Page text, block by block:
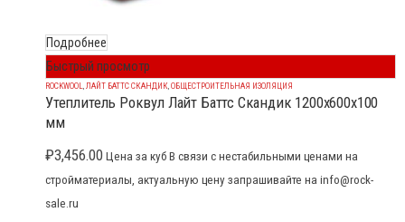
Подробнее
Быстрый просмотр
ROCKWOOL ЛАЙТ БАТТС СКАНДИК ОБЩЕСТРОИТЕЛЬНАЯ ИЗОЛЯЦИЯ
Утеплитель Роквул Лайт Баттс Скандик 1200x600x100
мм
₽3,456.00 Цена за куб В связи с нестабильными ценами на
стройматериалы, актуальную цену запрашивайте на info@rock-
sale.ru